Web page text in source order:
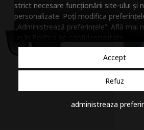
strict necesare funcționării site-ului și
personalizate. Poți modifica
„Administrează preferințele”. Află mai
Accept
Refuz
administreaza